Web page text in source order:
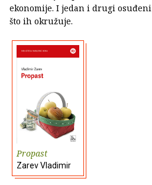
ekonomije. I jedan i drugi
što ih okružuje.
Propast
Zarev Vladimir